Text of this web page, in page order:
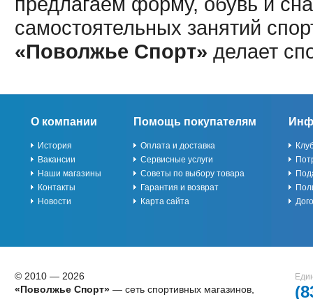
самостоятельных занятий
«Поволжье Спорт» делает
О компании
История
Вакансии
Наши магазины
Контакты
Новости
Помощь покупателям
Оплата и доставка
Сервисные услуги
Советы по выбору товара
Гарантия и возврат
Карта сайта
© 2010 — 2026
«Поволжье Спорт»— сеть спортивных магазинов,